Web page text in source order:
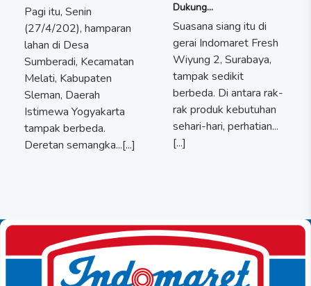
Pagi itu, Senin
(27/4/202), hamparan
lahan di Desa
Sumberadi, Kecamatan
Melati, Kabupaten
Sleman, Daerah
Istimewa Yogyakarta
tampak berbeda.
Deretan semangka...[...]
Dukung...
Suasana siang itu di
gerai Indomaret Fresh
Wiyung 2, Surabaya,
tampak sedikit
berbeda. Di antara rak-
rak produk kebutuhan
sehari-hari, perhatian...
[...]